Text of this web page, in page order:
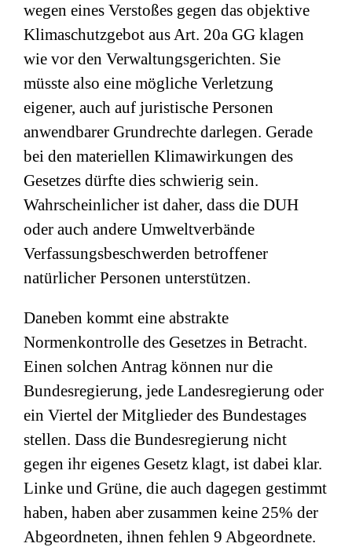
wegen eines Verstoßes gegen das objektive
Klimaschutzgebot aus Art. 20a GG klagen
wie vor den Verwaltungsgerichten. Sie
müsste also eine mögliche Verletzung
eigener, auch auf juristische Personen
anwendbarer Grundrechte darlegen. Gerade
bei den materiellen Klimawirkungen des
Gesetzes dürfte dies schwierig sein.
Wahrscheinlicher ist daher, dass die DUH
oder auch andere Umweltverbände
Verfassungsbeschwerden betroffener
natürlicher Personen unterstützen.
Daneben kommt eine abstrakte
Normenkontrolle des Gesetzes in Betracht.
Einen solchen Antrag können nur die
Bundesregierung, jede Landesregierung oder
ein Viertel der Mitglieder des Bundestages
stellen. Dass die Bundesregierung nicht
gegen ihr eigenes Gesetz klagt, ist dabei klar.
Linke und Grüne, die auch dagegen gestimmt
haben, haben aber zusammen keine 25% der
Abgeordneten, ihnen fehlen 9 Abgeordnete.